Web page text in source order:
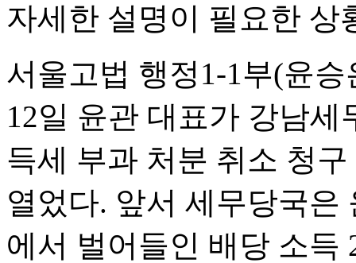
자세한 설명이 필요한 상
서울고법 행정1-1부(윤
12일 윤관 대표가 강남
득세 부과 처분 취소 청
열었다. 앞서 세무당국은
에서 벌어들인 배당 소득